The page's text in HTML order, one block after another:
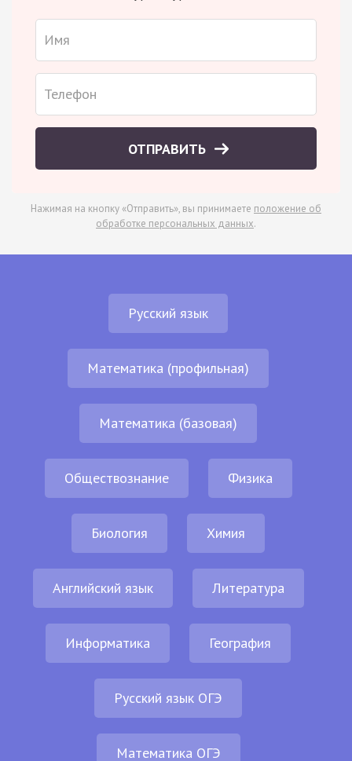
ОТПРАВИТЬ
Нажимая на кнопку «Отправить», вы принимаете положение об
обработке персональных данных.
Русский язык
Математика (профильная)
Математика (базовая)
Обществознание Физика
Биология Химия
Английский язык Литература
Информатика География
Русский язык ОГЭ
Математика ОГЭ